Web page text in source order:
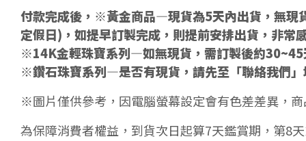
付款完成後，※黃金商品—現貨為5天內出貨，無現
定假日)，如提早訂製完成，則提前安排出貨，非常
※14K金輕珠寶系列—如無現貨，需訂製後約
※鑽石珠寶系列—是否有現貨，請先至「聯絡我們
※圖片僅供參考，因電腦螢幕設定會有色差差異，
為保障消費者權益，到貨次日起算7天鑑賞期，第8